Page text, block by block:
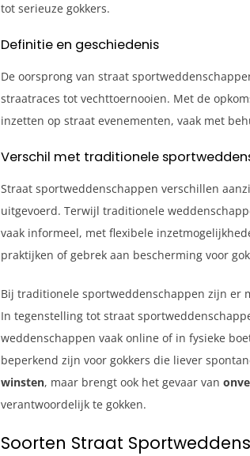
tot serieuze gokkers.
Definitie en geschiedenis
De oorsprong van straat
straatraces tot vechttoernooien. Met de
inzetten op straat evenementen, vaak met
Verschil met traditionele
Straat sportweddenschappen verschillen
uitgevoerd. Terwijl traditionele
vaak informeel, met flexibele
praktijken of gebrek aan bescherming voor
Bij traditionele sportweddenschappen zijn er
In tegenstelling tot straat
weddenschappen vaak online of in fysieke
beperkend zijn voor gokkers die liever
winsten, maar brengt ook het gevaar van
verantwoordelijk te gokken.
Soorten Straat